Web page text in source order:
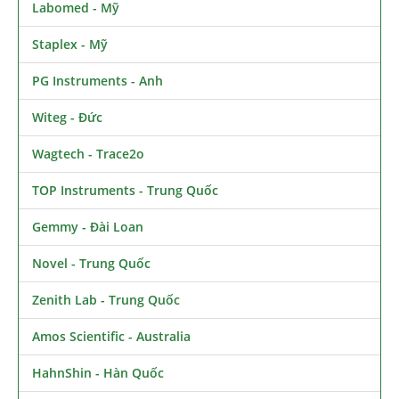
Labomed - Mỹ
Staplex - Mỹ
PG Instruments - Anh
Witeg - Đức
Wagtech - Trace2o
TOP Instruments - Trung Quốc
Gemmy - Đài Loan
Novel - Trung Quốc
Zenith Lab - Trung Quốc
Amos Scientific - Australia
HahnShin - Hàn Quốc